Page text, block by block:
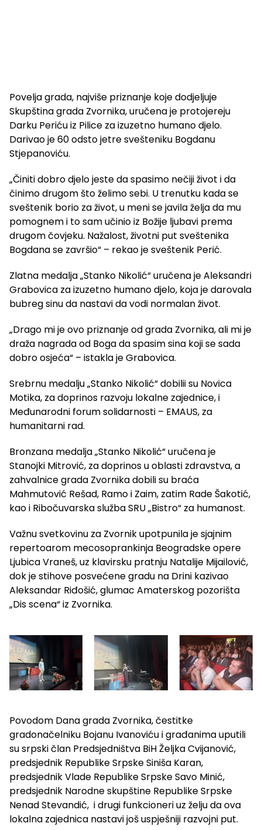
Povelja grada, najviše priznanje koje dodjeljuje
Skupština grada Zvornika, uručena je protojereju
Darku Periću iz Pilice za izuzetno humano djelo.
Darivao je 60 odsto jetre svešteniku Bogdanu
Stjepanoviću.
„Činiti dobro djelo jeste da spasimo nečiji život i da
činimo drugom što želimo sebi. U trenutku kada se
sveštenik borio za život, u meni se javila želja da mu
pomognem i to sam učinio iz Božije ljubavi prema
drugom čovjeku. Nažalost, životni put sveštenika
Bogdana se završio“ – rekao je sveštenik Perić.
Zlatna medalja „Stanko Nikolić“ uručena je Aleksandri
Grabovica za izuzetno humano djelo, koja je darovala
bubreg sinu da nastavi da vodi normalan život.
„Drago mi je ovo priznanje od grada Zvornika, ali mi je
draža nagrada od Boga da spasim sina koji se sada
dobro osjeća“ – istakla je Grabovica.
Srebrnu medalju „Stanko Nikolić“ dobilii su Novica
Motika, za doprinos razvoju lokalne zajednice, i
Međunarodni forum solidarnosti – EMAUS, za
humanitarni rad.
Bronzana medalja „Stanko Nikolić“ uručena je
Stanojki Mitrović, za doprinos u oblasti zdravstva, a
zahvalnice grada Zvornika dobili su braća
Mahmutović Rešad, Ramo i Zaim, zatim Rade Šakotić,
kao i Ribočuvarska služba SRU „Bistro“ za humanost.
Važnu svetkovinu za Zvornik upotpunila je sjajnim
repertoarom mecosoprankinja Beogradske opere
Ljubica Vraneš, uz klavirsku pratnju Natalije Mijailović,
dok je stihove posvećene gradu na Drini kazivao
Aleksandar Riđošić, glumac Amaterskog pozorišta
„Dis scena“ iz Zvornika.
Povodom Dana grada Zvornika, čestitke
gradonačelniku Bojanu Ivanoviću i građanima uputili
su srpski član Predsjedništva BiH Željka Cvijanović,
predsjednik Republike Srpske Siniša Karan,
predsjednik Vlade Republike Srpske Savo Minić,
predsjednik Narodne skupštine Republike Srpske
Nenad Stevandić, i drugi funkcioneri uz želju da ova
lokalna zajednica nastavi još uspješniji razvojni put.